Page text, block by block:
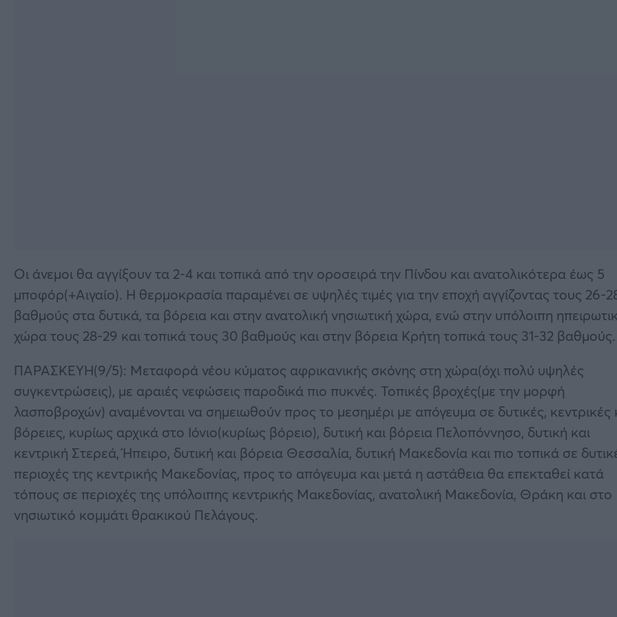
Οι άνεμοι θα αγγίξουν τα 2-4 και τοπικά από την οροσειρά την Πίνδου και ανατολικότερα έως 5
μποφόρ(+Αιγαίο). Η θερμοκρασία παραμένει σε υψηλές τιμές για την εποχή αγγίζοντας τους 26-
βαθμούς στα δυτικά, τα βόρεια και στην ανατολική νησιωτική χώρα, ενώ στην υπόλοιπη
χώρα τους 28-29 και τοπικά τους 30 βαθμούς και στην βόρεια Κρήτη τοπικά τους 31-32 βαθμούς.
ΠΑΡΑΣΚΕΥΗ(9/5): Μεταφορά νέου κύματος αφρικανικής σκόνης στη χώρα(όχι πολύ υψηλές
συγκεντρώσεις), με αραιές νεφώσεις παροδικά πιο πυκνές. Τοπικές βροχές(με την μορφή
λασποβροχών) αναμένονται να σημειωθούν προς το μεσημέρι με απόγευμα σε δυτικές, κεντρικές
βόρειες, κυρίως αρχικά στο Ιόνιο(κυρίως βόρειο), δυτική και βόρεια Πελοπόννησο, δυτική και
κεντρική Στερεά, Ήπειρο, δυτική και βόρεια Θεσσαλία, δυτική Μακεδονία και πιο τοπικά σε
περιοχές της κεντρικής Μακεδονίας, προς το απόγευμα και μετά η αστάθεια θα επεκταθεί κατά
τόπους σε περιοχές της υπόλοιπης κεντρικής Μακεδονίας, ανατολική Μακεδονία, Θράκη και στο
νησιωτικό κομμάτι θρακικού Πελάγους.